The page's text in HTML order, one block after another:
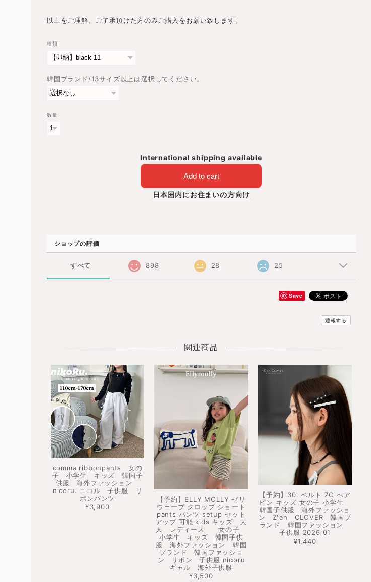
以上をご理解、ご了承頂けた方のみご購入をお願い致します。
種類
韓国ブランド/13サイズ以上は選択してください。
数量
International shipping available
Add to cart
日本国内にお住まいの方向け
ショップの評価
すべて 898 28 25
Save
通報する
関連商品
comma ribbonpants 女の
子 小学生 キッズ 韓国子
供服 海外ファッション
nicoru. ニコル 子供服 リ
ボンパンツ
¥3,900
【予約】ELLY MOLLY ゼリ
ウェーブ クロップ ショート
pants パンツ setup セット
アップ 可能 kids キッズ 大
人 レディース 女の子
小学生 キッズ 韓国子供
服 海外ファッション 韓国
ブランド 韓国ファッショ
ン リボン 子供服 nicoru
ギャル 海外子供服
¥3,500
【予約】30. ベルト ZC ヘア
ピン キッズ 女の子 小学生
韓国子供服 海外ファッショ
ン Z'an CLOVER 韓国ブ
ランド 韓国ファッション
子供服 2026_01
¥1,440